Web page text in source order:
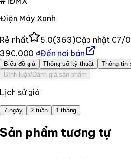
Điện Máy Xanh
Rẻ nhất 5.0(363)Cập nhật 07/
390.000 ₫Đến nơi bán
Biểu đồ giá Thông số kỹ thuật
Thông tin
Bình luận/Đánh giá sản phẩm
Lịch sử giá
7 ngày 2 tuần 1 tháng
Sản phẩm tương tự